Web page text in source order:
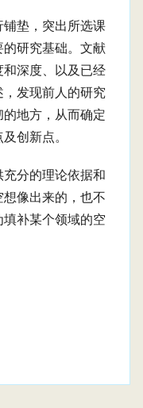
垫，突出所选课
研究基础。文献
深度、以及已经
发现前人的研究
地方，从而确定
创新点。
分的理论依据和
像出来的，也不
补某个领域的空